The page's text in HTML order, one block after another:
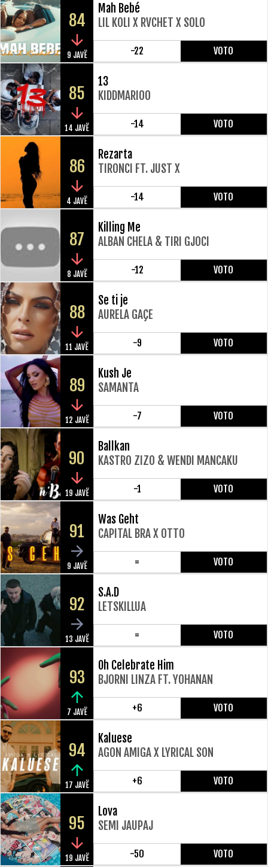
84
9 JAVË
Mah Bebé
LIL KOLI X RVCHET X SOLO
-22 VOTO
85
14 JAVË
13
KIDDMARIOO
-14 VOTO
86
4 JAVË
Rezarta
TIRONCI FT. JUST X
-14 VOTO
87
8 JAVË
Killing Me
ALBAN CHELA & TIRI GJOCI
-12 VOTO
88
11 JAVË
Se ti je
AURELA GAÇE
-9 VOTO
89
12 JAVË
Kush Je
SAMANTA
-7 VOTO
90
19 JAVË
Ballkan
KASTRO ZIZO & WENDI MANCAKU
-1 VOTO
91
9 JAVË
Was Geht
CAPITAL BRA X OTTO
= VOTO
92
13 JAVË
S.A.D
LETSKILLUA
= VOTO
93
7 JAVË
Oh Celebrate Him
BJORNI LINZA FT. YOHANAN
+6 VOTO
94
17 JAVË
Kaluese
AGON AMIGA X LYRICAL SON
+6 VOTO
95
19 JAVË
Lova
SEMI JAUPAJ
-50 VOTO